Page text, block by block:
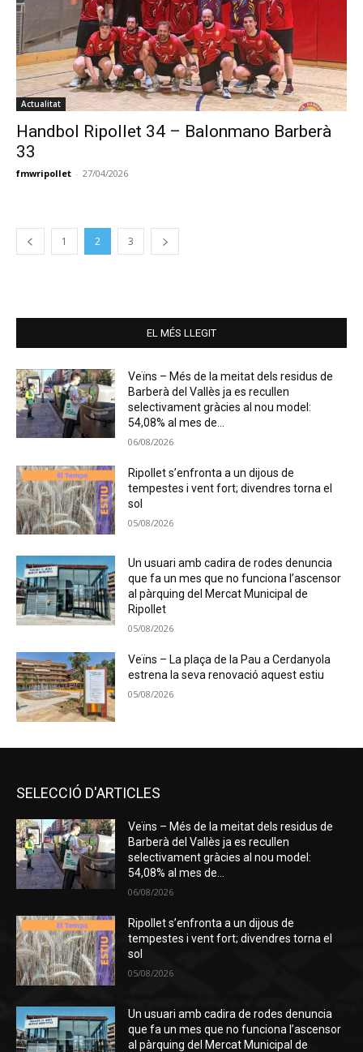
Actualitat
Handbol Ripollet 34 – Balonmano Barberà
33
fmwripollet - 27/04/2026
1 2 3
EL MÉS LLEGIT
Veïns – Més de la meitat dels residus de
Barberà del Vallès ja es recullen
selectivament gràcies al nou model:
54,08% al mes de...
06/08/2026
Ripollet s’enfronta a un dijous de
tempestes i vent fort; divendres torna el
sol
05/08/2026
Un usuari amb cadira de rodes denuncia
que fa un mes que no funciona l’ascensor
al pàrquing del Mercat Municipal de
Ripollet
05/08/2026
Veïns – La plaça de la Pau a Cerdanyola
estrena la seva renovació aquest estiu
05/08/2026
SELECCIÓ D'ARTICLES
Veïns – Més de la meitat dels residus de
Barberà del Vallès ja es recullen
selectivament gràcies al nou model:
54,08% al mes de...
06/08/2026
Ripollet s’enfronta a un dijous de
tempestes i vent fort; divendres torna el
sol
05/08/2026
Un usuari amb cadira de rodes denuncia
que fa un mes que no funciona l’ascensor
al pàrquing del Mercat Municipal de